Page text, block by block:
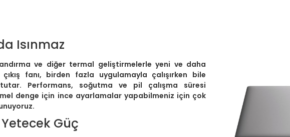
Isınmaz
ve diğer termal geliştirmelerle yeni ve daha
fanı, birden fazla uygulamayla çalışırken bile
Performans, soğutma ve pil çalışma süresi
denge için ince ayarlamalar yapabilmeniz için çok
Güç